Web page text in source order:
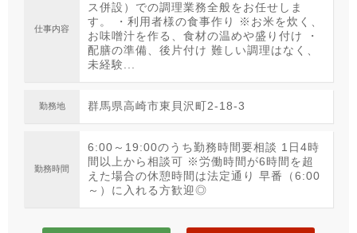
仕事内容
ス併設）での調理業務全般をお任せしま
す。 ・利用者様の食事作り ※お米を炊く、
お味噌汁を作る、食材の温めや盛り付け ・
配膳の準備、後片付け 難しい調理はなく、
未経験...
勤務地 群馬県高崎市東貝沢町2-18-3
勤務時間
6:00～19:00のうち勤務時間要相談 1日4時
間以上から相談可 ※労働時間が6時間を超
えた場合の休憩時間は法定通り 早番（6:00
～）に入れる方歓迎◎